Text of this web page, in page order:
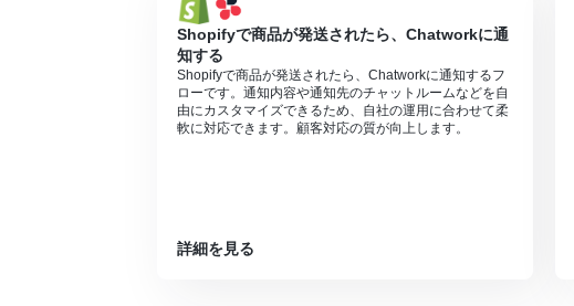
Shopifyで商品が発送されたら、Chatworkに通
知する
Shopifyで商品が発送されたら、Chatworkに通知するフ
ローです。通知内容や通知先のチャットルームなどを自
由にカスタマイズできるため、自社の運用に合わせて柔
軟に対応できます。顧客対応の質が向上します。
詳細を見る